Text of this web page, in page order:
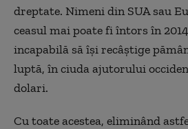
dreptate. Nimeni din SUA sau
ceasul mai poate fi întors în
incapabilă să îşi recâştige
luptă, în ciuda ajutorului
dolari.
Cu toate acestea, eliminând